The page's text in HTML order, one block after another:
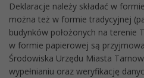
Deklaracje należy składać w
można też w formie tradycyjnej
budynków położonych na terenie
w formie papierowej są
Środowiska Urzędu Miasta
wypełnianiu oraz weryfikację